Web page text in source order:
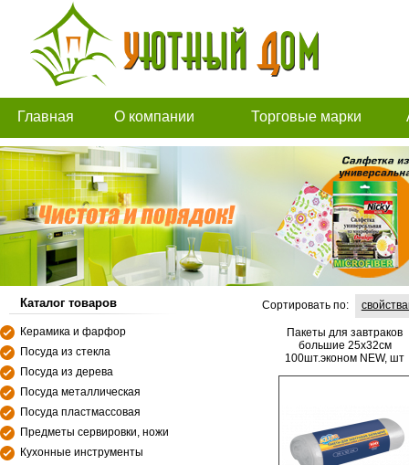
Главная О компании Торговые марки
Каталог товаров
Керамика и фарфор
Посуда из стекла
Посуда из дерева
Посуда металлическая
Посуда пластмассовая
Предметы сервировки, ножи
Кухонные инструменты
Сортировать по:
Пакеты для завтраков
большие 25х32см
100шт.эконом NEW, шт